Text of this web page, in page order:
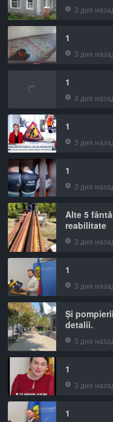
3 дня
1
3 дня
1
3 дня
1
3 дня
1
3 дня
Alte 5
reabilitate
3 дня
1
3 дня
Și
detalii.
3 дня
1
3 дня
1